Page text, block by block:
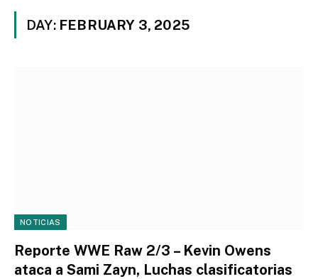
DAY: FEBRUARY 3, 2025
NOTICIAS
Reporte WWE Raw 2/3 – Kevin Owens
ataca a Sami Zayn, Luchas clasificatorias